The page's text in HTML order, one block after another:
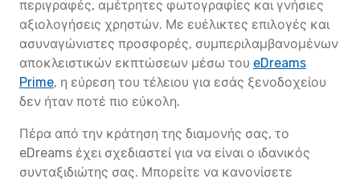
περιγραφές, αμέτρητες φωτογραφίες και γνήσιες
αξιολογήσεις χρηστών. Με ευέλικτες επιλογές και
ασυναγώνιστες προσφορές, συμπεριλαμβανομένων
αποκλειστικών εκπτώσεων μέσω του eDreams
Prime, η εύρεση του τέλειου για εσάς ξενοδοχείου
δεν ήταν ποτέ πιο εύκολη.
Πέρα από την κράτηση της διαμονής σας, το
eDreams έχει σχεδιαστεί για να είναι ο ιδανικός
συνταξιδιώτης σας. Μπορείτε να κανονίσετε